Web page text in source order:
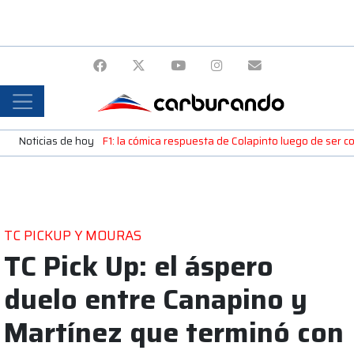
Noticias de hoy F1: la cómica respuesta de Colapinto luego de
TC PICKUP Y MOURAS
TC Pick Up: el áspero
duelo entre Canapino y
Martínez que terminó con